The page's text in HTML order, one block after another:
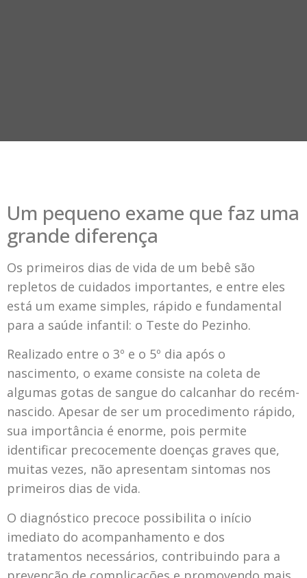
Um pequeno exame que faz uma
grande diferença
Os primeiros dias de vida de um bebê são
repletos de cuidados importantes, e entre eles
está um exame simples, rápido e fundamental
para a saúde infantil: o Teste do Pezinho.
Realizado entre o 3º e o 5º dia após o
nascimento, o exame consiste na coleta de
algumas gotas de sangue do calcanhar do recém-
nascido. Apesar de ser um procedimento rápido,
sua importância é enorme, pois permite
identificar precocemente doenças graves que,
muitas vezes, não apresentam sintomas nos
primeiros dias de vida.
O diagnóstico precoce possibilita o início
imediato do acompanhamento e dos
tratamentos necessários, contribuindo para a